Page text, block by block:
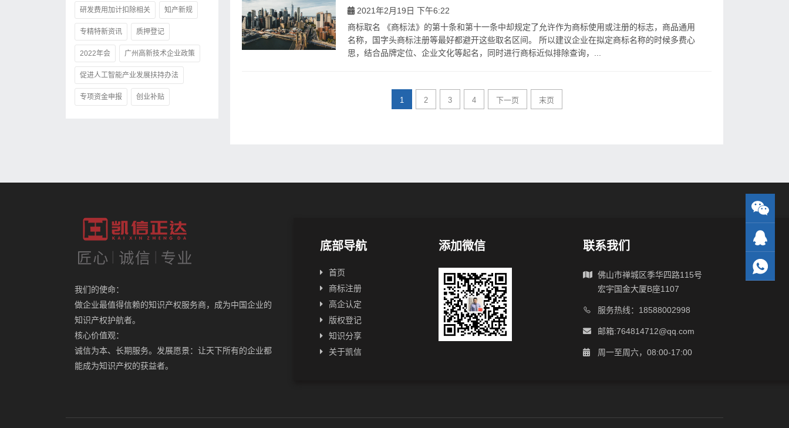
2021年2月19日 下午6:22
商标取名 《商标法》的第十条和第十一条中却规定了允许作为商标使用或注册的标志，商品通用
名称，国字头商标注册等最好都避开这些取名区间。 所以建议企业在拟定商标名称的时候多费心
思，结合品牌定位、企业文化等起名，同时进行商标近似排除查询，...
1 2 3 4 下一页 末页
研发费用加计扣除相关 知产新规
专精特新资讯 质押登记
2022年会 广州高新技术企业政策
促进人工智能产业发展扶持办法
专项资金申报 创业补贴
我们的使命：
做企业最值得信赖的知识产权服务商，成为中国企业的
知识产权护航者。
核心价值观：
诚信为本、长期服务。发展愿景：让天下所有的企业都
能成为知识产权的获益者。
底部导航
首页
商标注册
高企认定
版权登记
知识分享
关于凯信
添加微信 联系我们
佛山市禅城区季华四路115号
宏宇国金大厦B座1107
服务热线：18588002998
邮箱:764814712@qq.com
周一至周六，08:00-17:00